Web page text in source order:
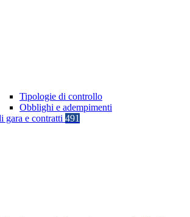
Tipologie di controllo
Obblighi e adempimenti
gara e contratti 491